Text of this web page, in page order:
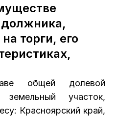
торги, его
общей долевой
земельный участок,
Красноярский край,